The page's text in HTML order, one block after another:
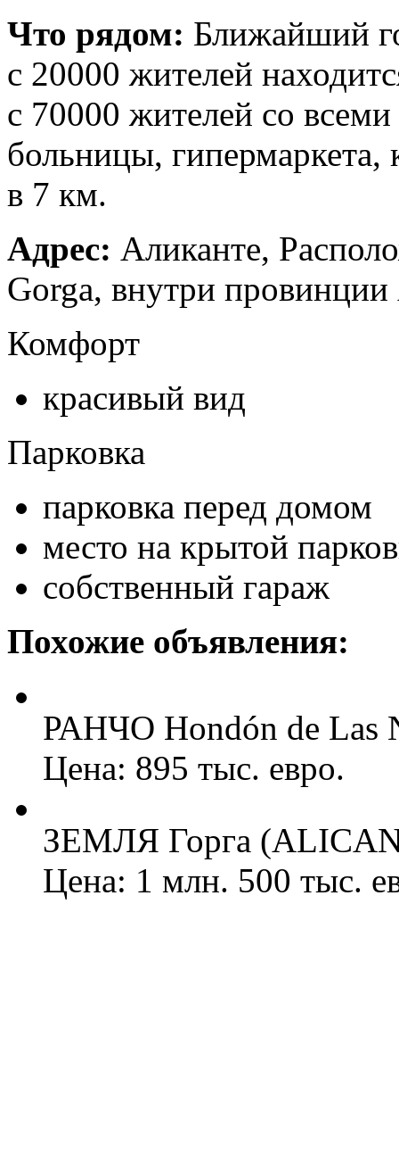
Что рядом: Ближайший
с 20000 жителей
с 70000 жителей со
больницы,
в 7 км.
Адрес: Аликанте,
Gorga, внутри
Комфорт
красивый вид
Парковка
парковка перед домом
место на крытой
собственный гараж
Похожие объявления:
РАНЧО Hondón de Las
Цена: 895 тыс. евро.
ЗЕМЛЯ Горга
Цена: 1 млн. 500 тыс.